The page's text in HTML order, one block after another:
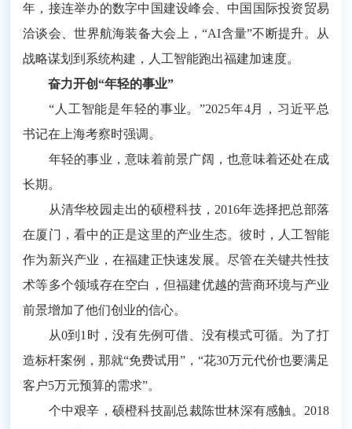
年，接连举办的数字中国建设峰会、中国国际投资贸易
洽谈会、世界航海装备大会上，“AI含量”不断提升。从
战略谋划到系统构建，人工智能跑出福建加速度。
奋力开创“年轻的事业”
“人工智能是年轻的事业。”2025年4月，习近平总
书记在上海考察时强调。
年轻的事业，意味着前景广阔，也意味着还处在成
长期。
从清华校园走出的硕橙科技，2016年选择把总部落
在厦门，看中的正是这里的产业生态。彼时，人工智能
作为新兴产业，在福建正快速发展。尽管在关键共性技
术等多个领域存在空白，但福建优越的营商环境与产业
前景增加了他们创业的信心。
从0到1时，没有先例可借、没有模式可循。为了打
造标杆案例，那就“免费试用”，“花30万元代价也要满足
客户5万元预算的需求”。
个中艰辛，硕橙科技副总裁陈世林深有感触。2018